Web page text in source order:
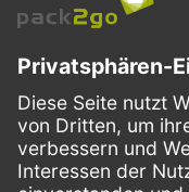
VERSANDARTEN